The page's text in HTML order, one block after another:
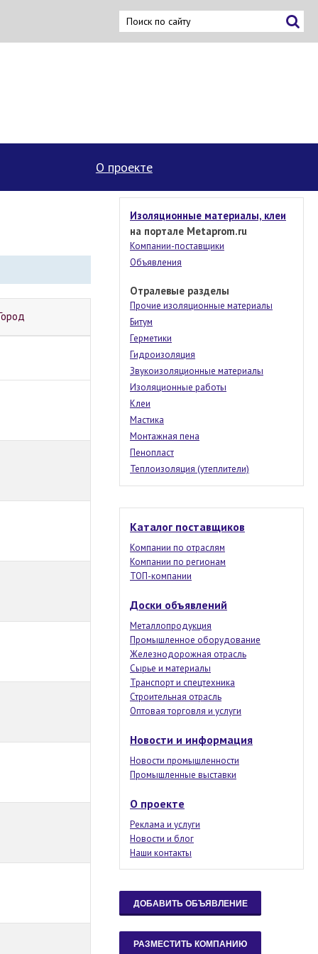
О проекте
Изоляционные материалы, клеи
на портале Metaprom.ru
Компании-поставщики
Объявления
Отралевые разделы
Прочие изоляционные материалы
Битум
Герметики
Гидроизоляция
Звукоизоляционные материалы
Изоляционные работы
Клеи
Мастика
Монтажная пена
Пенопласт
Теплоизоляция (утеплители)
Каталог поставщиков
Компании по отраслям
Компании по регионам
ТОП-компании
Доски объявлений
Металлопродукция
Промышленное оборудование
Железнодорожная отрасль
Сырье и материалы
Транспорт и спецтехника
Строительная отрасль
Оптовая торговля и услуги
Новости и информация
Новости промышленности
Промышленные выставки
О проекте
Реклама и услуги
Новости и блог
Наши контакты